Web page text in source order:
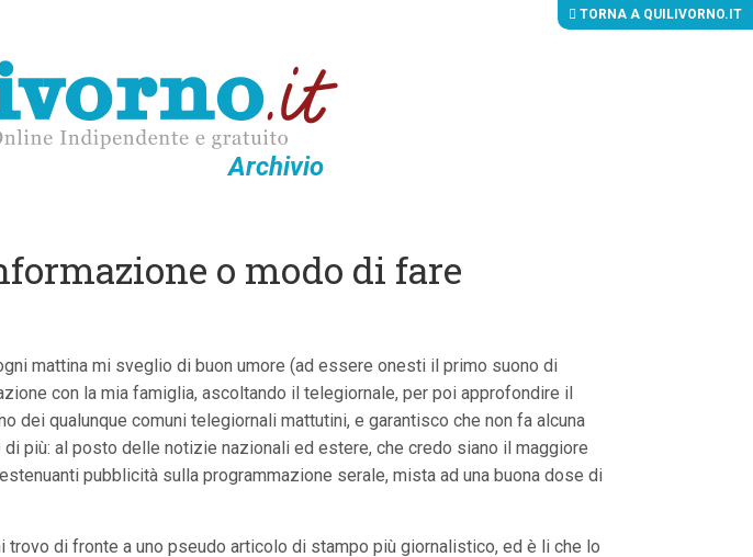
Archivio
TORNA A QUILIVORNO.IT
o modo di fare
mattina mi sveglio di buon umore (ad essere onesti il primo suono di
con la mia famiglia, ascoltando il telegiornale, per poi approfondire il
dei qualunque comuni telegiornali mattutini, e garantisco che non fa alcuna
più: al posto delle notizie nazionali ed estere, che credo siano il maggiore
pubblicità sulla programmazione serale, mista ad una buona dose di
di fronte a uno pseudo articolo di stampo più giornalistico, ed è li che lo